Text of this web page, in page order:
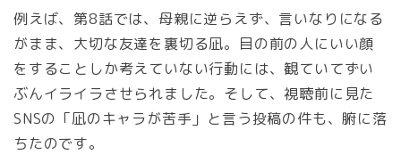
例えば、第8話では、母親に逆らえず、言いなりになる
がまま、大切な友達を裏切る凪。目の前の人にいい顔
をすることしか考えていない行動には、観ていてずい
ぶんイライラさせられました。そして、視聴前に見た
SNSの「凪のキャラが苦手」と言う投稿の件も、腑に落
ちたのです。